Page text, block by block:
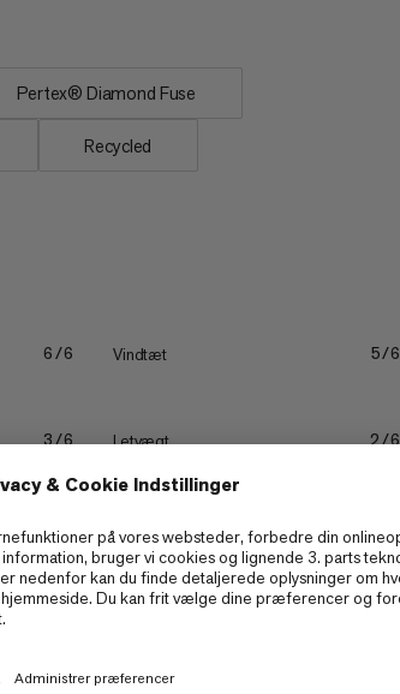
Pertex® Diamond Fuse
Recycled
6/6 Vindtæt 5/6
3/6 Letvægt 2/6